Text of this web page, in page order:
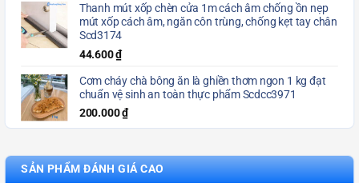
Thanh mút xốp chèn cửa 1m cách âm chống ồn nẹp
mút xốp cách âm, ngăn côn trùng, chống kẹt tay chân
Scd3174
44.600₫
Cơm cháy chà bông ăn là ghiền thơm ngon 1 kg đạt
chuẩn vệ sinh an toàn thực phẩm Scdcc3971
200.000₫
SẢN PHẨM ĐÁNH GIÁ CAO